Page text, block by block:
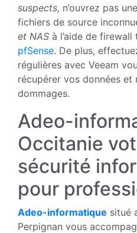
suspects, n’ouvrez pas
fichiers de source
et NAS à l’aide de
pfSense. De plus,
régulières avec Veeam
récupérer vos données et
dommages.
Adeo-
Occitanie
sécurité
pour
Adeo-informatique situé
Perpignan vous